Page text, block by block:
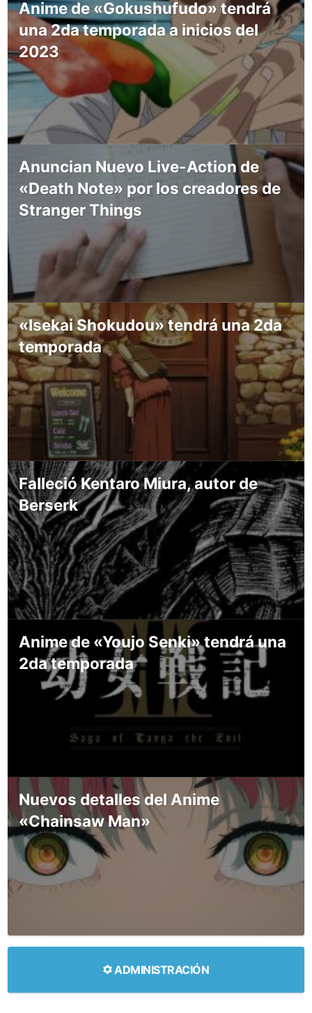
Anime de «Gokushufudo» tendrá
una 2da temporada a inicios del
2023
Anuncian Nuevo Live-Action de
«Death Note» por los creadores de
Stranger Things
«Isekai Shokudou» tendrá una 2da
temporada
Falleció Kentaro Miura, autor de
Berserk
Anime de «Youjo Senki» tendrá una
2da temporada
Nuevos detalles del Anime
«Chainsaw Man»
ADMINISTRACIÓN